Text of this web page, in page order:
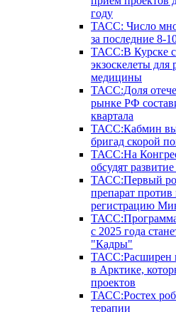
году
ТАСС: Число
за последние 8-
ТАСС:В Курске
экзоскелеты для
медицины
ТАСС:Доля
рынке РФ
квартала
ТАСС:Кабмин
бригад скорой
ТАСС:На
обсудят
ТАСС:Первый
препарат
регистрацию
ТАСС:Программа
с 2025 года
"Кадры"
ТАСС:Расширен
в Арктике,
проектов
ТАСС:Ростех
терапии